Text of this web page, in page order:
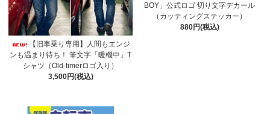
【旧車乗り専用】人間もエンジ
ンも温まり待ち！ 筆文字「暖機中」T
シャツ（Old-timerロゴ入り）
3,500円(税込)
BOY」公式ロゴ 切り文字デカール
（カッティングステッカー）
880円(税込)